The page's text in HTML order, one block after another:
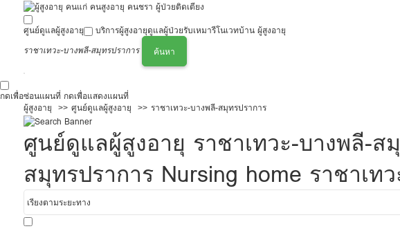
ศูนย์ดูแลผู้สูงอายุ บริการผู้สูงอายุดูแลผู้ป่วยรับเหมารีโนเวทบ้าน ผู้สูงอายุ
ราชาเทวะ-บางพลี-สมุทรปราการ
ค้นหา
กดเพื่อซ่อนแผนที่ กดเพื่อแสดงแผนที่
ผู้สูงอายุ
ศูนย์ดูแลผู้สูงอายุ ราชาเทวะ-บางพลี-สมุทรปราการ
ศูนย์ดูแลผู้สูงอายุ ราชาเทวะ-บางพลี-
สมุทรปราการ Nursing home ราชาเ